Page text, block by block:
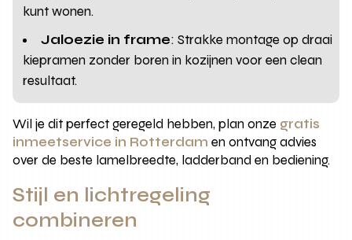
kunt wonen.
Jaloezie in frame: Strakke montage op draai
kiepramen zonder boren in kozijnen voor een clean
resultaat.
Wil je dit perfect geregeld hebben, plan onze gratis
inmeetservice in Rotterdam en ontvang advies
over de beste lamelbreedte, ladderband en bediening.
Stijl en lichtregeling
combineren